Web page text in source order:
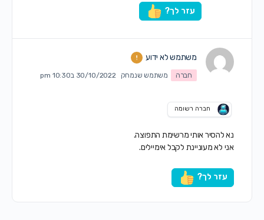
עזר לך?
משתמש לא ידוע
חברה משתמש שנמחק 30/10/2022 ב10:30 pm
חברה רשומה
נא להסיר אותי מרשימת התפוצה.
אני לא מעוניינת לקבל אימיילים.
עזר לך?